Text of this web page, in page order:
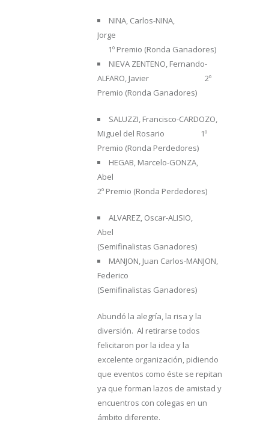
NINA, Carlos-NINA,
Jorge
1º Premio (Ronda Ganadores)
NIEVA ZENTENO, Fernando-
ALFARO, Javier 2º
Premio (Ronda Ganadores)
SALUZZI, Francisco-CARDOZO,
Miguel del Rosario 1º
Premio (Ronda Perdedores)
HEGAB, Marcelo-GONZA,
Abel
2º Premio (Ronda Perdedores)
ALVAREZ, Oscar-ALISIO,
Abel
(Semifinalistas Ganadores)
MANJON, Juan Carlos-MANJON,
Federico
(Semifinalistas Ganadores)
Abundó la alegría, la risa y la
diversión. Al retirarse todos
felicitaron por la idea y la
excelente organización, pidiendo
que eventos como éste se repitan
ya que forman lazos de amistad y
encuentros con colegas en un
ámbito diferente.